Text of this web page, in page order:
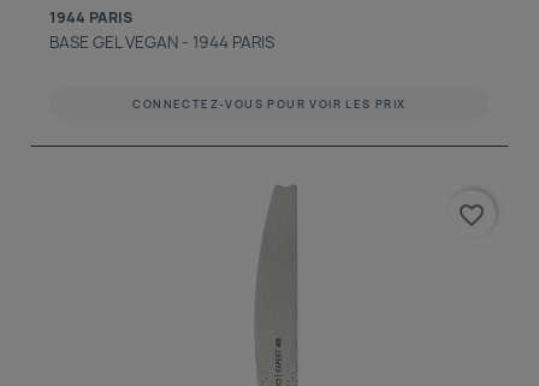
1944 PARIS
BASE GEL VEGAN - 1944 PARIS
CONNECTEZ-VOUS POUR VOIR LES PRIX
favorite_border